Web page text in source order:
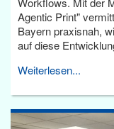
Agentic Print"
Bayern praxisnah,
auf diese
Weiterlesen...